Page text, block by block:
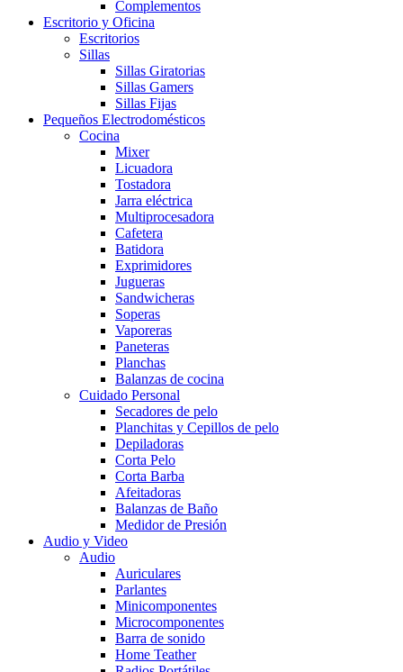
Complementos
Escritorio y Oficina
Escritorios
Sillas
Sillas Giratorias
Sillas Gamers
Sillas Fijas
Pequeños Electrodomésticos
Cocina
Mixer
Licuadora
Tostadora
Jarra eléctrica
Multiprocesadora
Cafetera
Batidora
Exprimidores
Jugueras
Sandwicheras
Soperas
Vaporeras
Paneteras
Planchas
Balanzas de cocina
Cuidado Personal
Secadores de pelo
Planchitas y Cepillos de pelo
Depiladoras
Corta Pelo
Corta Barba
Afeitadoras
Balanzas de Baño
Medidor de Presión
Audio y Video
Audio
Auriculares
Parlantes
Minicomponentes
Microcomponentes
Barra de sonido
Home Teather